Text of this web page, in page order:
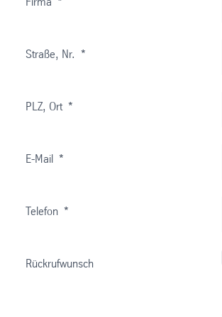
Straße, Nr. *
PLZ, Ort *
E-Mail *
Telefon *
Rückrufwunsch